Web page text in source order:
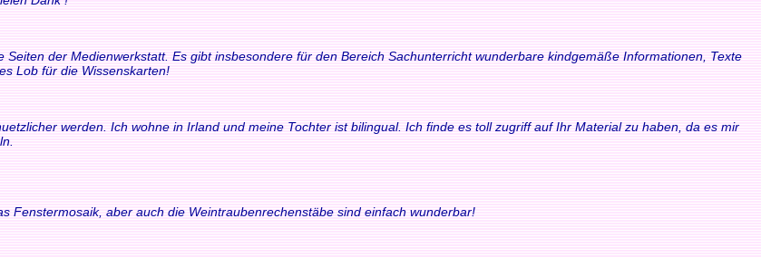
der Medienwerkstatt. Es gibt insbesondere für den Bereich Sachunterricht wunderbare kindgemäße Informationen, Texte
Lob für die Wissenskarten!
werden. Ich wohne in Irland und meine Tochter ist bilingual. Ich finde es toll zugriff auf Ihr Material zu haben, da es mir
Fenstermosaik, aber auch die Weintraubenrechenstäbe sind einfach wunderbar!